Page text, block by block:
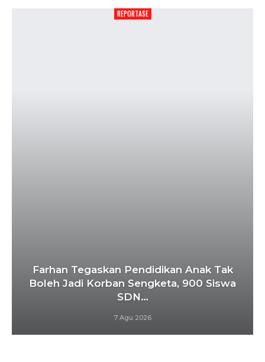
REPORTASE
Farhan Tegaskan Pendidikan Anak Tak
Boleh Jadi Korban Sengketa, 900 Siswa
SDN…
7 Agu 2026